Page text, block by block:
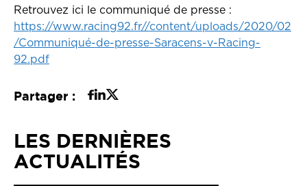
Retrouvez ici le communiqué de presse :
https://www.racing92.fr//content/uploads/2020/02
/Communiqué-de-presse-Saracens-v-Racing-
92.pdf
Partager :
LES DERNIÈRES
ACTUALITÉS